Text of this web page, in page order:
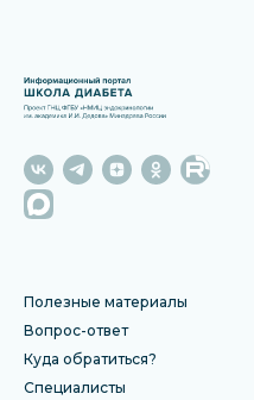
Полезные материалы
Вопрос-ответ
Куда обратиться?
Специалисты